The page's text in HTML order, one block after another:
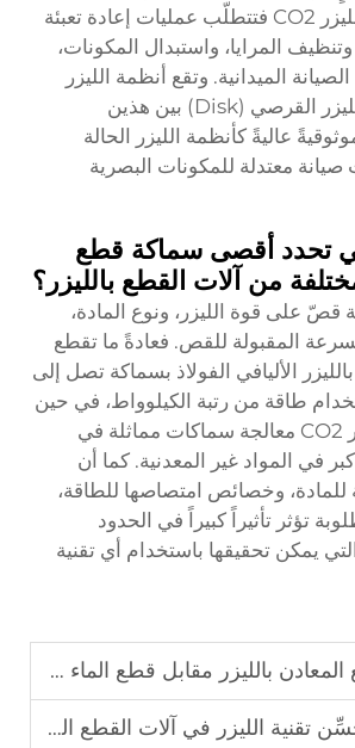
ساعة. أما أنظمة الليزر CO2 فتتطلّب عمليات إعادة تعبئة
المرايا، واستبدال المكونات،
الميدانية. وتقع أنظمة الليزر
Nd:YAG ونظام الليزر القرصي (Disk) بين هذين
عاليةً كأنظمة الليزر الحالة
صيانة معتدلة للمكونات البصرية
تحدد أقصى سماكة قطع
من آلات القطع بالليزر؟
على قوة الليزر، ونوع المادة،
المقبولة للقص. فعادةً ما تقطع
الأليافي الفولاذ بسماكة تصل إلى
استخدام طاقة من رتبة الكيلوواط، في حين
يمكن لأنظمة الليزر CO2 معالجة سماكات مماثلة في
في المواد غير المعدنية. كما أن
للمادة، وخصائص امتصاصها للطاقة،
تؤثر تأثيراً كبيراً في الحدود
يمكن تحقيقها باستخدام أي تقنية
بالليزر مقابل قطع الماء النفاث
تقنية الليزر في آلات القطع الدقة؟